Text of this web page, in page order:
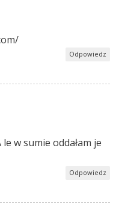
Odpowiedz
w sumie oddałam je
Odpowiedz